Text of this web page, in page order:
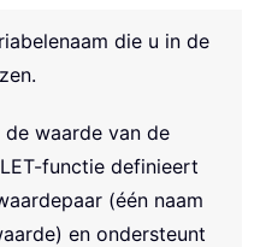
die u in de
de waarde van de
functie definieert
(één naam
en ondersteunt